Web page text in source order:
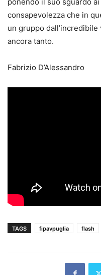
consapevolezza che in
un gruppo
ancora tanto.
Fabrizio D’Alessandro
TAGS fipavpuglia flash